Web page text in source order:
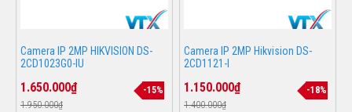
Camera IP 2MP HIKVISION DS-
2CD1023G0-IU
1.650.000₫
1.950.000₫
-15%
Camera IP 2MP Hikvision DS-
2CD1121-I
1.150.000₫
1.400.000₫
-18%